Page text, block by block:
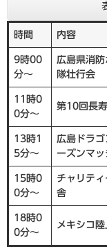
時間 内容
9時00
分～
広島県消
隊壮行会
11時0
0分～
第10回長
13時1
5分～
広島ドラ
ーズンマ
15時0
0分～
チャリテ
舎
18時0
0分～
メキシコ陸